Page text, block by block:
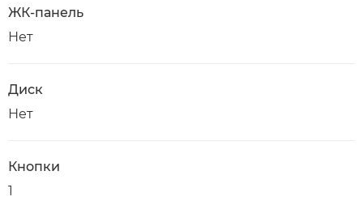
ЖК-панель
Нет
Диск
Нет
Кнопки
1